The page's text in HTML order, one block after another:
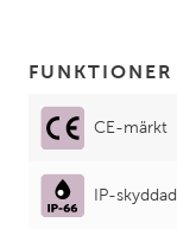
FUNKTIONER
CE-märkt
IP-skyddad